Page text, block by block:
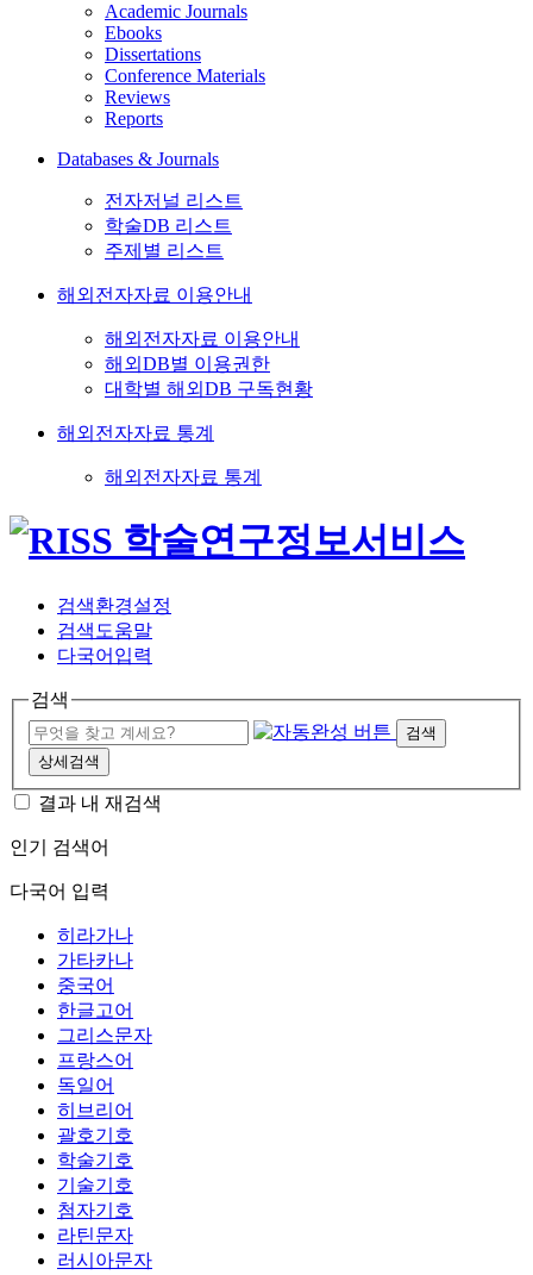
Academic Journals
Ebooks
Dissertations
Conference Materials
Reviews
Reports
Databases & Journals
전자저널 리스트
학술DB 리스트
주제별 리스트
해외전자자료 이용안내
해외전자자료 이용안내
해외DB별 이용권한
대학별 해외DB 구독현황
해외전자자료 통계
해외전자자료 통계
검색환경설정
검색도움말
다국어입력
검색
검색
상세검색
결과 내 재검색
인기 검색어
다국어 입력
히라가나
가타카나
중국어
한글고어
그리스문자
프랑스어
독일어
히브리어
괄호기호
학술기호
기술기호
첨자기호
라틴문자
러시아문자